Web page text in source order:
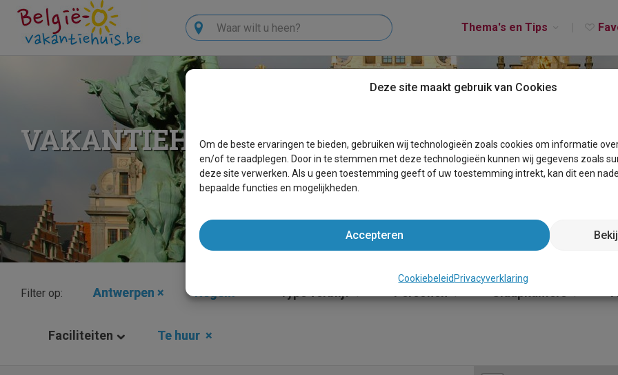
Thema's en Tips
Zoeken
VAKANTIEHUIZEN ITEGEM
Filter op: Antwerpen ×
Faciliteiten Te huur ×
Deze site maakt gebruik van Cookies
Om de beste ervaringen te bieden, gebruiken wij technologieën zoals cookies om informatie
en/of te raadplegen. Door in te stemmen met deze technologieën kunnen wij gegevens zoals
deze site verwerken. Als u geen toestemming geeft of uw toestemming intrekt, kan dit een
bepaalde functies en mogelijkheden.
Accepteren
Cookiebeleid Privacyverklaring